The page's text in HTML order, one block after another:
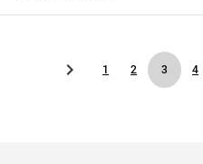
1 2 3 4